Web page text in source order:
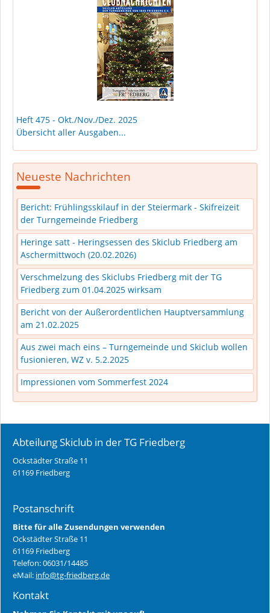
Heft 475 - Okt./Nov./Dez. 2025
Übersicht aller Ausgaben...
Neueste Nachrichten
Bericht: Frühlingsskilauf in der Steiermark - Skifreizeit
der Turngemeinde Friedberg
Heringe satt - Heringsessen des Skiclub Friedberg am
Aschermittwoch (20.02.2026)
Verschmelzung des Skiclubs Friedberg mit der TG
Friedberg zum 01.04.2025 wirksam
Bericht von der Außerordentlichen Hauptversammlung
am 21.02.2025
Aus zwei mach eins – Turngemeinde und Skiclub wollen
fusionieren, WZ v. 5.2.2025
Impressionen vom Sommerfest 2024
Abteilung Skiclub in der TG Friedberg
Ockstädter Straße 11
61169 Friedberg
Postanschrift
Bitte für alle Zusendungen verwenden
Ockstädter Straße 11
61169 Friedberg
Telefon: 06031/14485
eMail: info@tg-friedberg.de
Kontakt